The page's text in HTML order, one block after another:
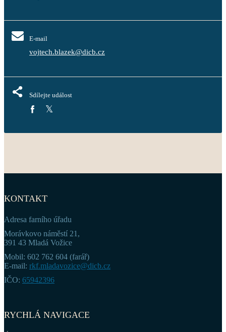
E-mail
vojtech.blazek@dicb.cz
Sdílejte událost
KONTAKT
Adresa farního úřadu
Morávkovo náměstí 21,
391 43 Mladá Vožice
Mobil: 602 762 604 (farář)
E-mail: rkf.mladavozice@dicb.cz
IČO: 65942396
RYCHLÁ NAVIGACE